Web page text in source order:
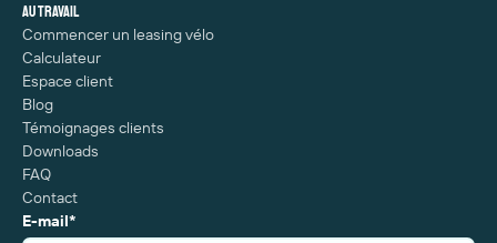
Au travail
Commencer un leasing vélo
Calculateur
Espace client
Blog
Témoignages clients
Downloads
FAQ
Contact
E-mail*